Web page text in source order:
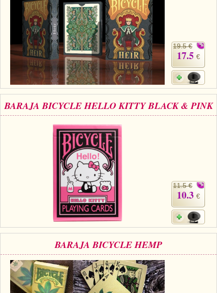
19.5 €
17.5 €
BARAJA BICYCLE HELLO KITTY BLACK & PINK
11.5 €
10.3 €
BARAJA BICYCLE HEMP